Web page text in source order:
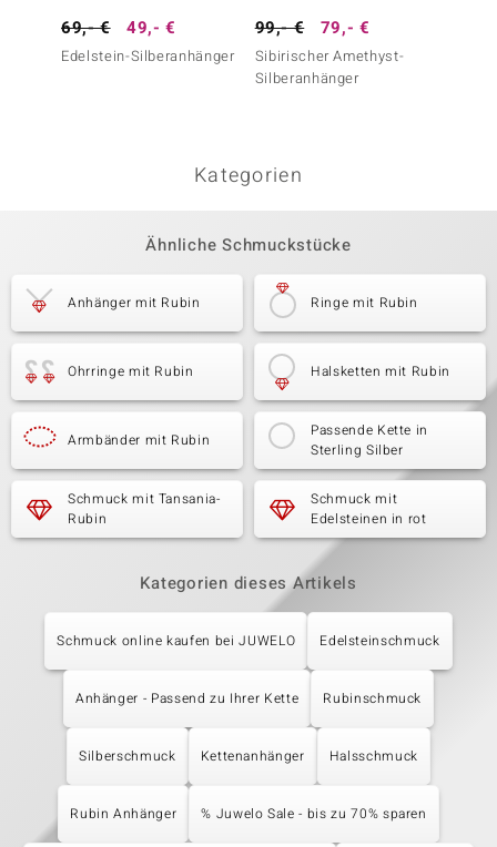
69,- € 49,- €
Edelstein-Silberanhänger
99,- € 79,- €
Sibirischer Amethyst-
Silberanhänger
Kategorien
Ähnliche Schmuckstücke
Anhänger mit Rubin Ringe mit Rubin
Ohrringe mit Rubin Halsketten mit Rubin
Armbänder mit Rubin
Passende Kette in
Sterling Silber
Schmuck mit Tansania-
Rubin
Schmuck mit
Edelsteinen in rot
Kategorien dieses Artikels
Schmuck online kaufen bei JUWELO Edelsteinschmuck
Anhänger - Passend zu Ihrer Kette Rubinschmuck
Silberschmuck Kettenanhänger Halsschmuck
Rubin Anhänger % Juwelo Sale - bis zu 70% sparen